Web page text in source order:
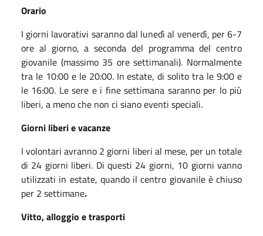
Orario
I giorni lavorativi saranno dal lunedì al venerdì, per 6-7
ore al giorno, a seconda del programma del centro
giovanile (massimo 35 ore settimanali). Normalmente
tra le 10:00 e le 20:00. In estate, di solito tra le 9:00 e
le 16:00. Le sere e i fine settimana saranno per lo più
liberi, a meno che non ci siano eventi speciali.
Giorni liberi e vacanze
I volontari avranno 2 giorni liberi al mese, per un totale
di 24 giorni liberi. Di questi 24 giorni, 10 giorni vanno
utilizzati in estate, quando il centro giovanile è chiuso
per 2 settimane.
Vitto, alloggio e trasporti